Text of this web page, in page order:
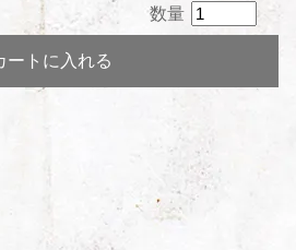
数量
ートに入れる